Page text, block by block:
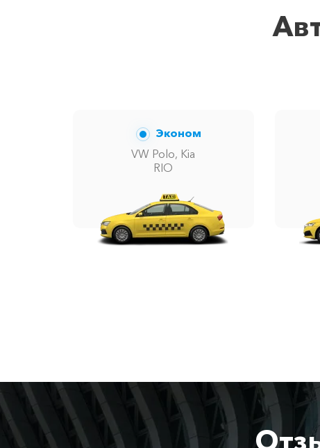
Эконом
VW Polo, Kia
RIO